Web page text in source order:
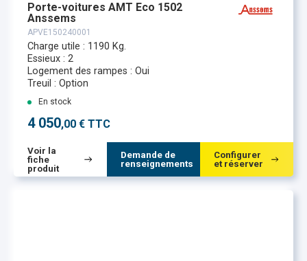
Porte-voitures AMT Eco 1502
Anssems
APVE150240001
Charge utile : 1190 Kg.
Essieux : 2
Logement des rampes : Oui
Treuil : Option
En stock
4 050,00 € TTC
Voir la
fiche
produit
Demande de
renseignements
Configurer
et réserver